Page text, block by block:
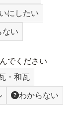
にしたい
ない
でください
・和瓦
わからない